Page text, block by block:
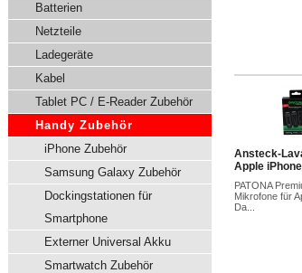
Batterien
Netzteile
Ladegeräte
Kabel
Tablet PC / E-Reader Zubehör
Handy Zubehör
iPhone Zubehör
Samsung Galaxy Zubehör
Dockingstationen für
Smartphone
Externer Universal Akku
Smartwatch Zubehör
Ansteck-
Apple
PATONA
Mikrofone für
Da...